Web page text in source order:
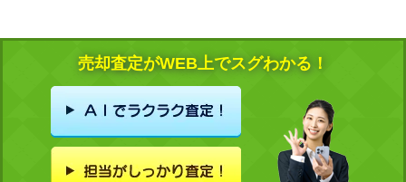
売却査定がWEB上でスグわかる！